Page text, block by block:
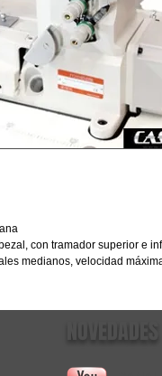
con tramador superior e
medianos, velocidad
NOVEDADES